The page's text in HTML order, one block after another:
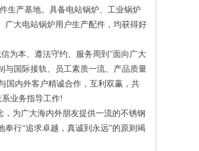
生产基地。具备电站锅炉、工业锅炉
广大电站锅炉用户生产配件，均获得好
为本、遵法守约、服务周到”面向广大
与国际接轨、员工素质一流、产品质量
国内外客户精诚合作，互利双赢，共
业务指导工作!
为广大海内外朋友提供一流的不锈钢
行“追求卓越，真诚到永远”的原则竭